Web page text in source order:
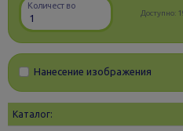
Количество
Доступно:
Нанесение изображения
Каталог: